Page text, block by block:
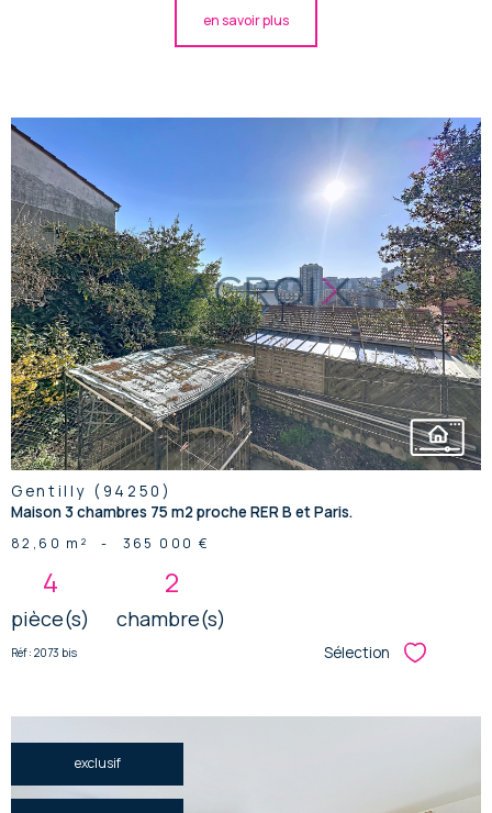
en savoir plus
voir le
bien
Gentilly (94250)
Maison 3 chambres 75 m2 proche RER B et Paris.
82,60 m² - 365 000 €
4
pièce(s)
2
chambre(s)
Réf : 2073 bis Sélection Sélectionner
exclusif